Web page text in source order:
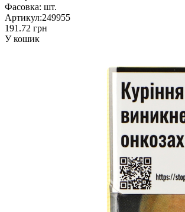
Фасовка: шт.
Артикул:249955
191.72 грн
У кошик